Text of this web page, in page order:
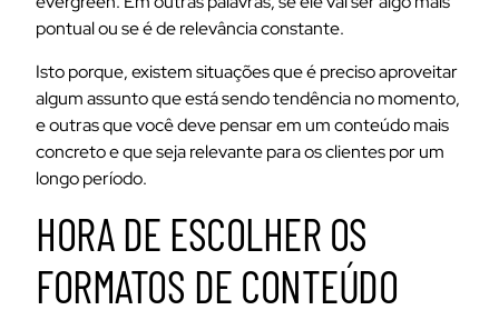
pontual ou se é de relevância constante.
Isto porque, existem situações que é preciso aproveitar
algum assunto que está sendo tendência no momento,
e outras que você deve pensar em um conteúdo mais
concreto e que seja relevante para os clientes por um
longo período.
HORA DE ESCOLHER OS
FORMATOS DE CONTEÚDO